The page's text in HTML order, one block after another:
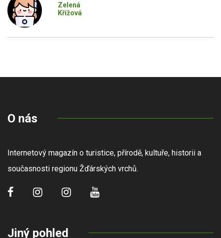
Zelená
Křížová
O nás
Internetový magazín o turistice, přírodě, kultuře, historii a
současnosti regionu Žďárských vrchů.
Jiný pohled